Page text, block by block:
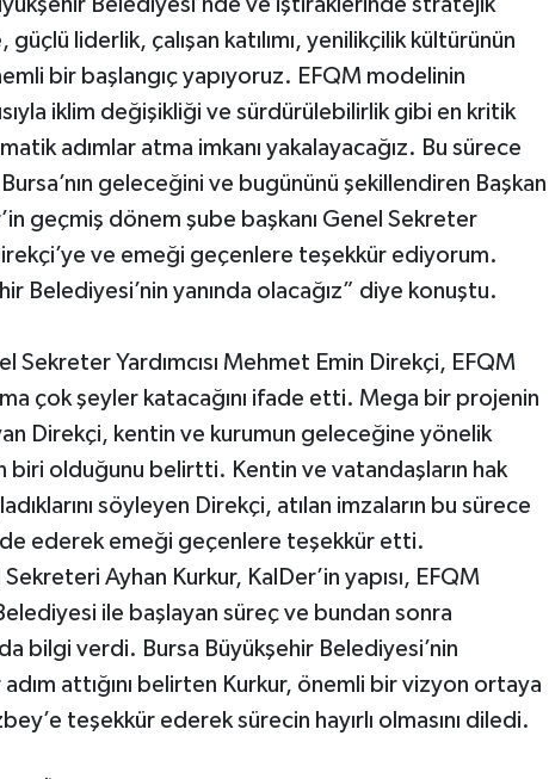
Belediyesi’nde ve iştiraklerinde stratejik
liderlik, çalışan katılımı, yenilikçilik kültürünün
bir başlangıç yapıyoruz. EFQM modelinin
iklim değişikliği ve sürdürülebilirlik gibi en kritik
adımlar atma imkanı yakalayacağız. Bu sürece
geleceğini ve bugününü şekillendiren Başkan
geçmiş dönem şube başkanı Genel Sekreter
ve emeği geçenlere teşekkür ediyorum.
Belediyesi’nin yanında olacağız” diye konuştu.
Sekreter Yardımcısı Mehmet Emin Direkçi, EFQM
çok şeyler katacağını ifade etti. Mega bir projenin
Direkçi, kentin ve kurumun geleceğine yönelik
biri olduğunu belirtti. Kentin ve vatandaşların hak
söyleyen Direkçi, atılan imzaların bu sürece
ederek emeği geçenlere teşekkür etti.
Ayhan Kurkur, KalDer’in yapısı, EFQM
ile başlayan süreç ve bundan sonra
bilgi verdi. Bursa Büyükşehir Belediyesi’nin
attığını belirten Kurkur, önemli bir vizyon ortaya
teşekkür ederek sürecin hayırlı olmasını diledi.